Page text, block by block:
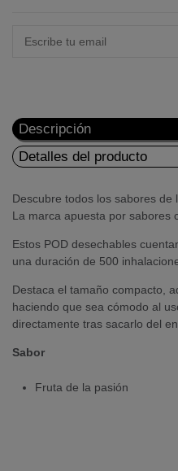
Descripción
Detalles del producto
Descubre todos los sabores de
La marca apuesta por sabores
Estos POD desechables
una duración de 500
Destaca el tamaño compacto,
haciendo que sea cómodo al
directamente tras sacarlo del
Sabor
Fruta de la pasión